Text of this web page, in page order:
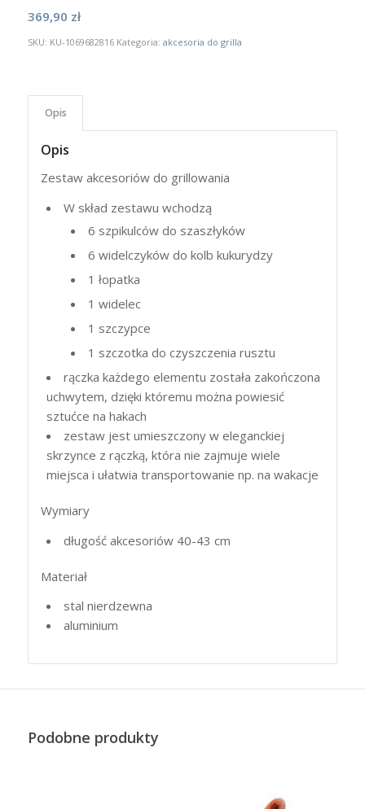
369,90 zł
SKU: KU-1069682816 Kategoria: akcesoria do grilla
Opis
Opis
Zestaw akcesoriów do grillowania
W skład zestawu wchodzą
6 szpikulców do szaszłyków
6 widelczyków do kolb kukurydzy
1 łopatka
1 widelec
1 szczypce
1 szczotka do czyszczenia rusztu
rączka każdego elementu została zakończona
uchwytem, dzięki któremu można powiesić
sztućce na hakach
zestaw jest umieszczony w eleganckiej
skrzynce z rączką, która nie zajmuje wiele
miejsca i ułatwia transportowanie np. na wakacje
Wymiary
długość akcesoriów 40-43 cm
Materiał
stal nierdzewna
aluminium
Podobne produkty